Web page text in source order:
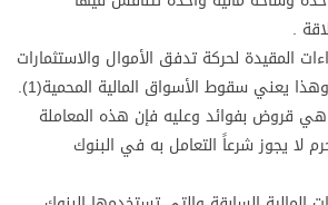
.
المقيدة لحركة تدفق الأموال والاستثمارات
قروض بفوائد وعليه فإن هذه المعاملة
لا يجوز شرعاً التعامل به في البنوك